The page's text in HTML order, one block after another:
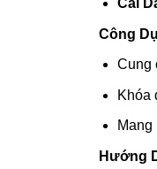
Cải
Công
Cung
Khóa
Hướng